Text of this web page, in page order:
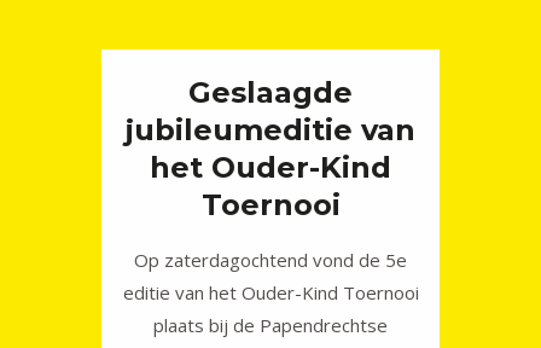
Geslaagde
jubileumeditie van
het Ouder-Kind
Toernooi
Op zaterdagochtend vond de 5e
editie van het Ouder-Kind Toernooi
plaats bij de Papendrechtse